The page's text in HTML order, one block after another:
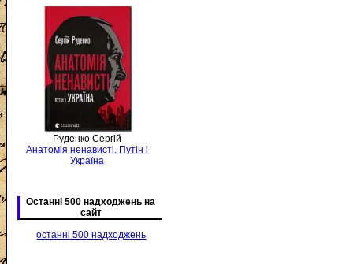
Руденко Сергій
Анатомія ненависті. Путін і
Україна
Останні 500 надходжень на
сайт
останні 500 надходжень